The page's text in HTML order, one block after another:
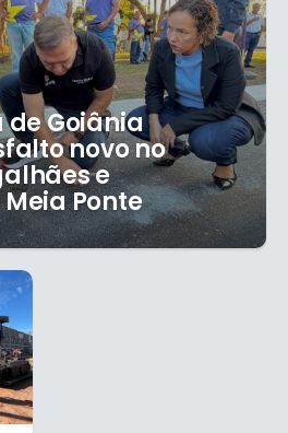
Goiânia
novo no
e
Ponte